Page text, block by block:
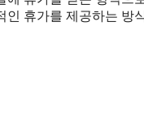
휴가를 제공하는 방